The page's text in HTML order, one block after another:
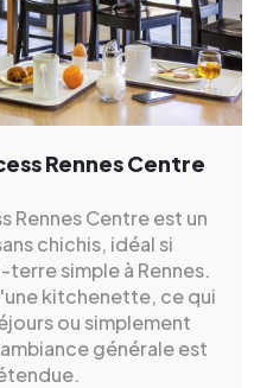
Rennes Centre
Rennes Centre est un
chichis, idéal si
simple à Rennes.
kitchenette, ce qui
ou simplement
générale est